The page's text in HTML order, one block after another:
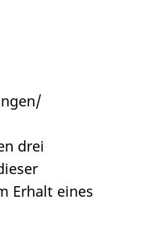
drei
Erhalt eines